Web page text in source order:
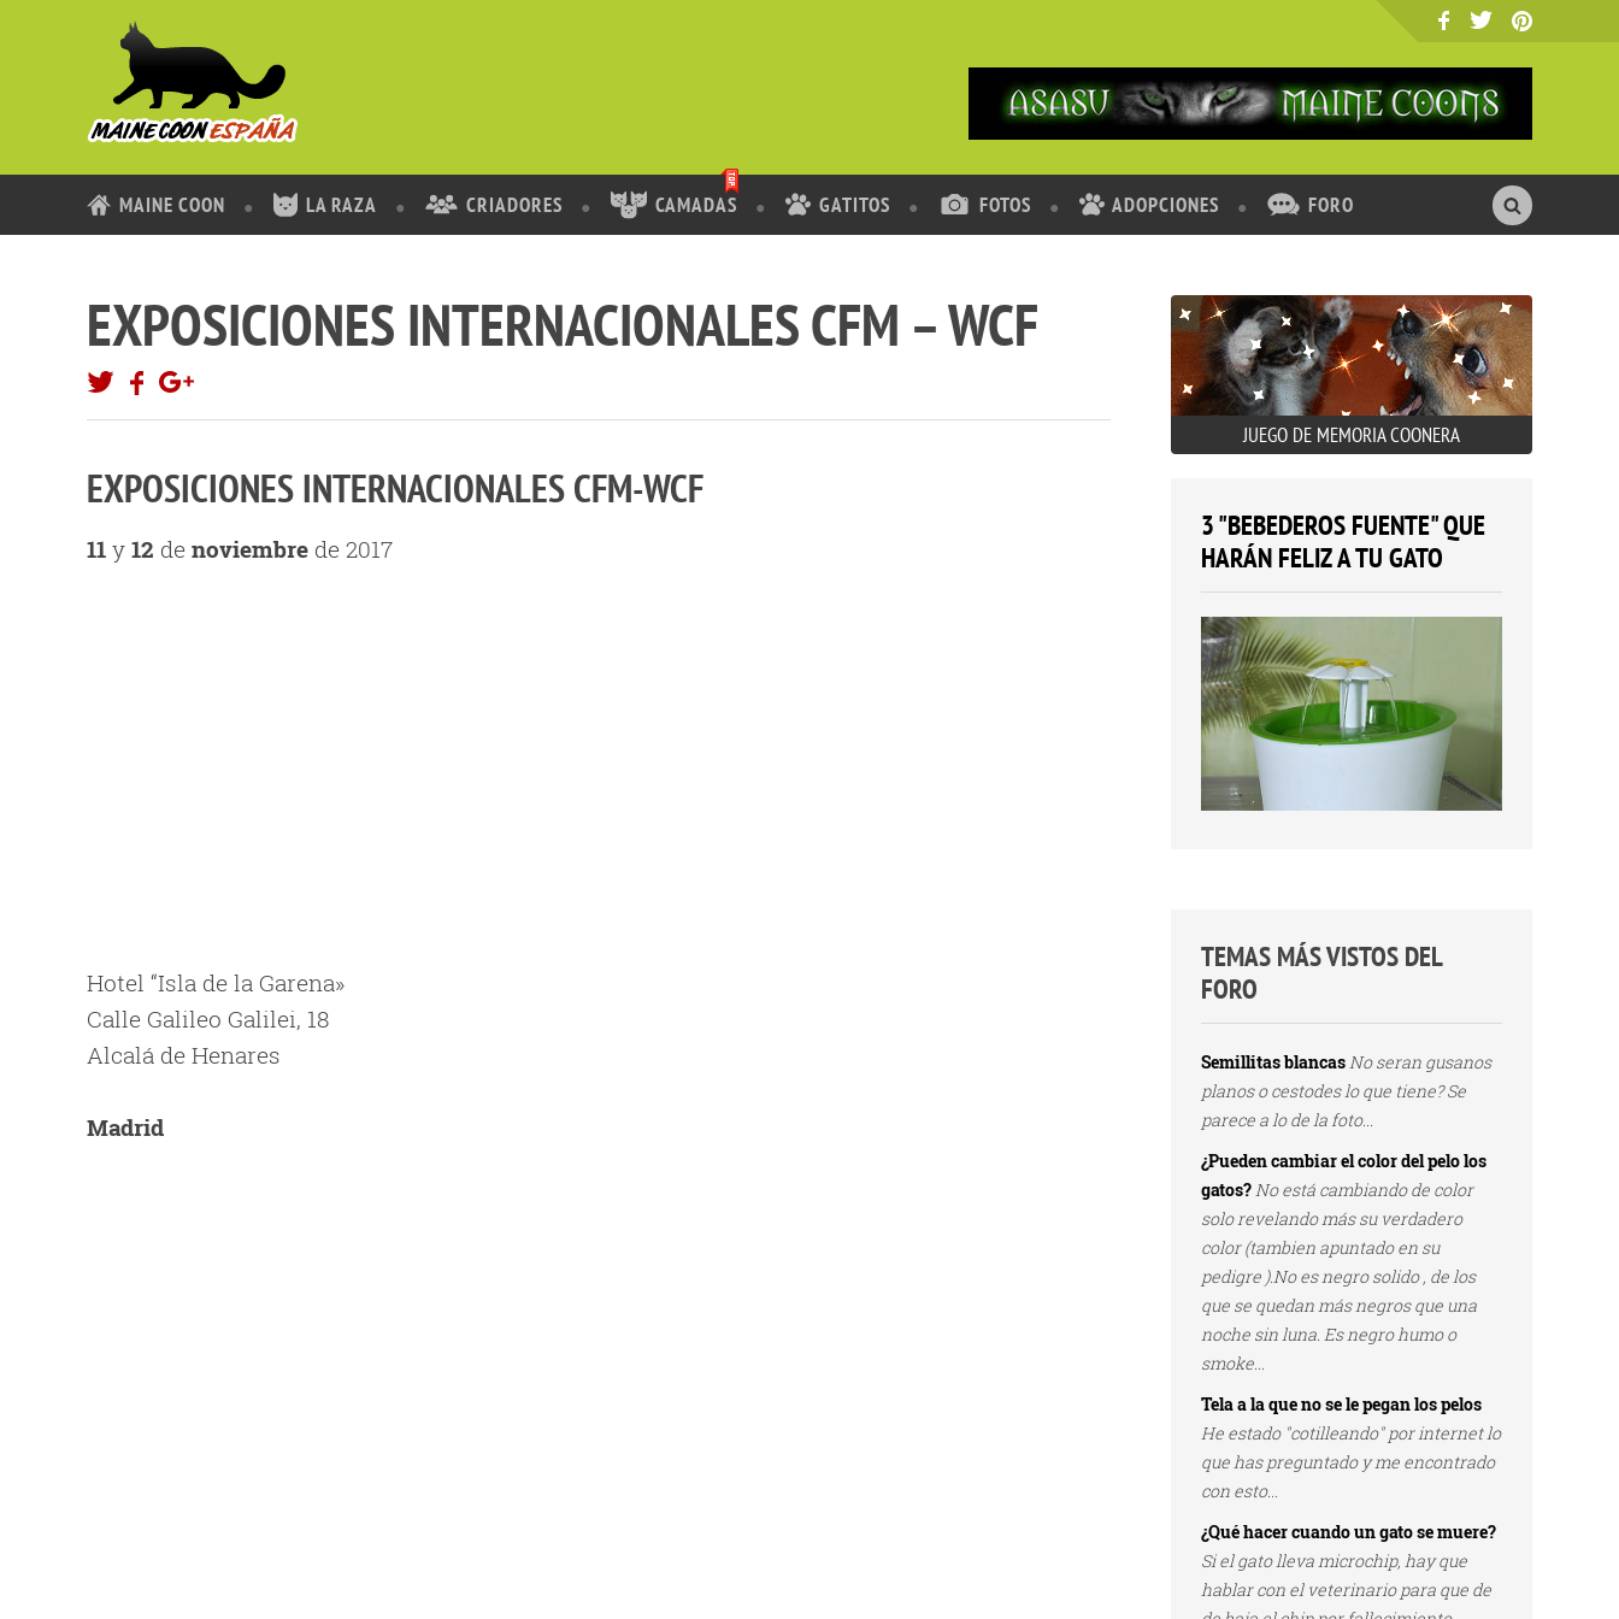
MAINE COON LA RAZA CRIADORES CAMADAS GATITOS FOTOS ADOPCIONES FORO
EXPOSICIONES INTERNACIONALES CFM – WCF
EXPOSICIONES INTERNACIONALES CFM-WCF
11 y 12 de noviembre de 2017
Hotel “Isla de la Garena»
Calle Galileo Galilei, 18
Alcalá de Henares
Madrid
JUEGO DE MEMORIA COONERA
3 "BEBEDEROS FUENTE" QUE
HARÁN FELIZ A TU GATO
TEMAS MÁS VISTOS DEL
FORO
Semillitas blancasNo seran gusanos
planos o cestodes lo que tiene? Se
parece a lo de la foto...
¿Pueden cambiar el color del pelo los
gatos?No está cambiando de color
solo revelando más su verdadero
color (tambien apuntado en su
pedigre ).No es negro solido , de los
que se quedan más negros que una
noche sin luna. Es negro humo o
smoke...
Tela a la que no se le pegan los pelos
He estado "cotilleando" por internet lo
que has preguntado y me encontrado
con esto...
¿Qué hacer cuando un gato se muere?
Si el gato lleva microchip, hay que
hablar con el veterinario para que de